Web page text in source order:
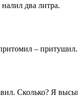
два литра.
–
Сколько? Я